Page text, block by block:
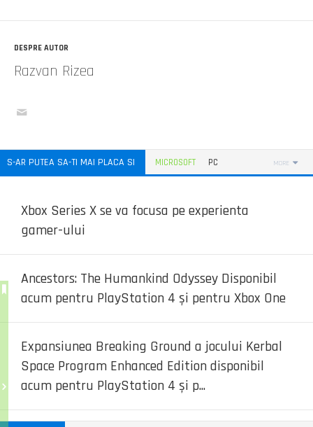
DESPRE AUTOR
Razvan Rizea
S-AR PUTEA SA-TI MAI PLACA SI MICROSOFT PC MORE
Xbox Series X se va focusa pe experienta
gamer-ului
Ancestors: The Humankind Odyssey Disponibil
acum pentru PlayStation 4 și pentru Xbox One
Expansiunea Breaking Ground a jocului Kerbal
Space Program Enhanced Edition disponibil
acum pentru PlayStation 4 și p...